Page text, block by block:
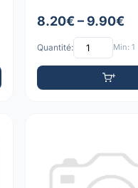
8.20€ – 9.90€
Quantité: Min: 1